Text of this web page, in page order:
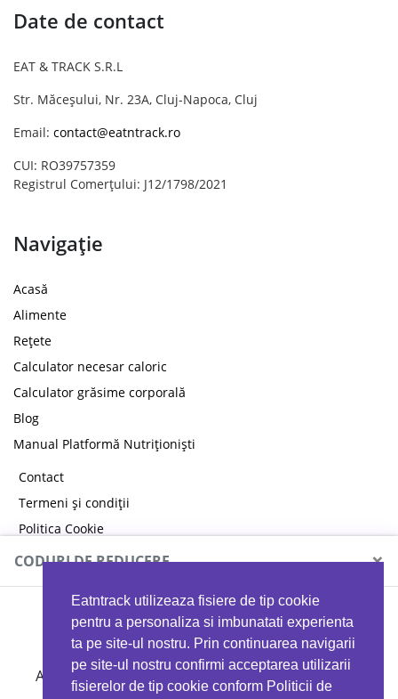
Eatntrack utilizeaza fisiere de tip cookie
pentru a personaliza si imbunatati experienta
ta pe site-ul nostru. Prin continuarea navigarii
pe site-ul nostru confirmi acceptarea utilizarii
fisierelor de tip cookie conform Politicii de
Date de contact
EAT & TRACK S.R.L
Str. Măceșului, Nr. 23A, Cluj-Napoca, Cluj
Email: contact@eatntrack.ro
CUI: RO39757359
Registrul Comerțului: J12/1798/2021
Navigație
Acasă
Alimente
Rețete
Calculator necesar caloric
Calculator grăsime corporală
Blog
Manual Platformă Nutriționiști
Contact
Termeni și condiții
Politica Cookie
Politica de confidențialitate
CODURI DE REDUCERE ×
MYPROTEIN
Ai 40%reducere la orice comandă folosind codul